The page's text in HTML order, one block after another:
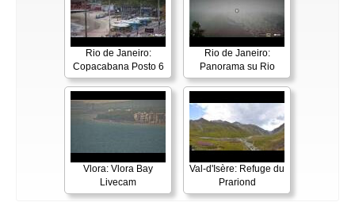
Rio de Janeiro:
Copacabana Posto 6
Rio de Janeiro:
Panorama su Rio
Vlora: Vlora Bay
Livecam
Val-d'Isère: Refuge du
Prariond